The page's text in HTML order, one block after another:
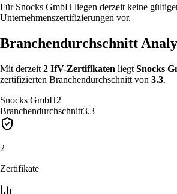
Für Snocks GmbH liegen derzeit keine
Unternehmenszertifizierungen vor.
Branchendurchschnitt
Mit derzeit 2 IfV-Zertifikaten liegt Snocks
zertifizierten Branchendurchschnitt von 3.3.
Snocks GmbH2
Branchendurchschnitt3.3
2
Zertifikate